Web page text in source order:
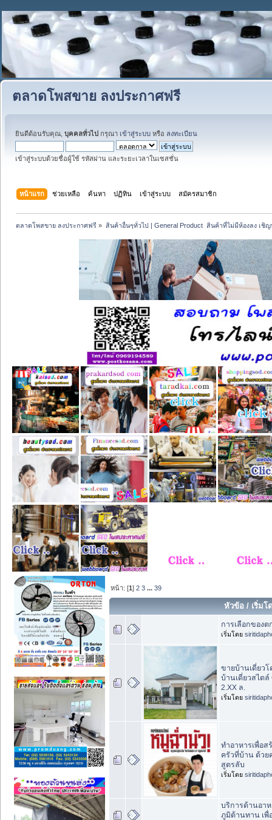
ตลาดโพสขาย ลงประกาศฟรี
ยินดีต้อนรับคุณ, บุคคลทั่วไป กรุณา เข้าสู่ระบบ หรือ ลงทะเบียน
เข้าสู่ระบบด้วยชื่อผู้ใช้ รหัสผ่าน และระยะเวลาในเซสชั่น
หน้าแรก ช่วยเหลือ ค้นหา ปฏิทิน เข้าสู่ระบบ สมัครสมาชิก
ตลาดโพสขาย ลงประกาศฟรี » สินค้าอื่นๆทั่วไป | General Product  สินค้าที่ไม่มีห้องลง เชิญ
หน้า: [1]2 3 ...39
หัวข้อ / เริ่มโ
การเลือกของ
เริ่มโดย
ขายบ้านเดี่ยวโ
บ้านเดี่ยวสไตล์
2.XX ล.
เริ่มโดย
ทำอาหารเพื่อส
ครัวที่บ้าน ด้ว
สูตรลับ
เริ่มโดย
บริการด้านอาห
ภูมิต้านทาน เพื่